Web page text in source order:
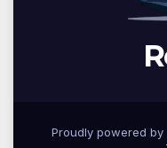
Proudly powered by